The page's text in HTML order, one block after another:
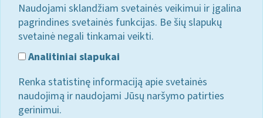
Naudojami sklandžiam svetainės veikimui ir įgalina
pagrindines svetainės funkcijas. Be šių slapukų
svetainė negali tinkamai veikti.
Analitiniai slapukai
Renka statistinę informaciją apie svetainės
naudojimą ir naudojami Jūsų naršymo patirties
gerinimui.